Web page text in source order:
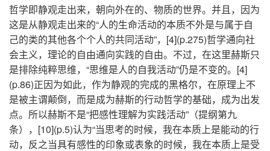
哲学即静观走出来，朝向外在的、物质的世界。并且，因为
这是从静观走出来的“人的生命活动的本质不外是与属于自
己的类的其他各个个人的共同活动”，[4](p.275)哲学通向社
会主义，理论的自由通向实践的自由。不过，在这里赫斯只
是排除纯粹思维，“思维是人的自我活动”仍是不变的。[4]
(p.86)正因为如此，作为静观的完成的黑格尔，在原理上不
是被主谓颠倒，而是成为赫斯的行动哲学的基础，成为出发
点。所以赫斯不是“把感性理解为实践活动”（提纲第九
条），[10](p.5)认为“当思考的时候，我在本质上是能动的行
动，反之当具有感性的印象或表象的时候，我在本质上是受